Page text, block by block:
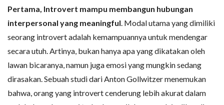
Pertama, Introvert mampu membangun hubungan
interpersonal yang meaningful. Modal utama yang dimiliki
seorang introvert adalah kemampuannya untuk mendengar
secara utuh. Artinya, bukan hanya apa yang dikatakan oleh
lawan bicaranya, namun juga emosi yang mungkin sedang
dirasakan. Sebuah studi dari Anton Gollwitzer menemukan
bahwa, orang yang introvert cenderung lebih akurat dalam